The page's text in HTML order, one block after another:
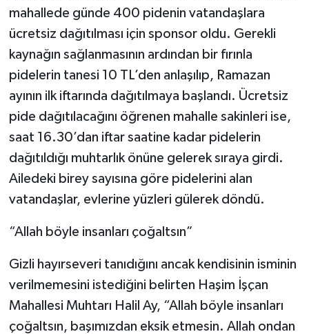
mahallede günde 400 pidenin vatandaşlara
ücretsiz dağıtılması için sponsor oldu. Gerekli
kaynağın sağlanmasının ardından bir fırınla
pidelerin tanesi 10 TL’den anlaşılıp, Ramazan
ayının ilk iftarında dağıtılmaya başlandı. Ücretsiz
pide dağıtılacağını öğrenen mahalle sakinleri ise,
saat 16.30’dan iftar saatine kadar pidelerin
dağıtıldığı muhtarlık önüne gelerek sıraya girdi.
Ailedeki birey sayısına göre pidelerini alan
vatandaşlar, evlerine yüzleri gülerek döndü.
“Allah böyle insanları çoğaltsın”
Gizli hayırseveri tanıdığını ancak kendisinin isminin
verilmemesini istediğini belirten Haşim İşçan
Mahallesi Muhtarı Halil Ay, “Allah böyle insanları
çoğaltsın, başımızdan eksik etmesin. Allah ondan